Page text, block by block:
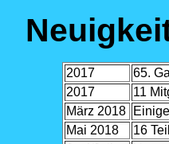
2017
65.
2017
11
März 2018
Mai 2018
16